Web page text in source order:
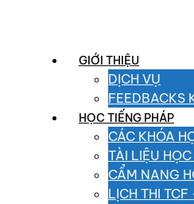
GIỚI THIỆU
DỊCH VỤ
FEEDBACKS
HỌC TIẾNG PHÁP
CÁC KHÓA
TÀI LIỆU
CẨM NANG
LỊCH THI